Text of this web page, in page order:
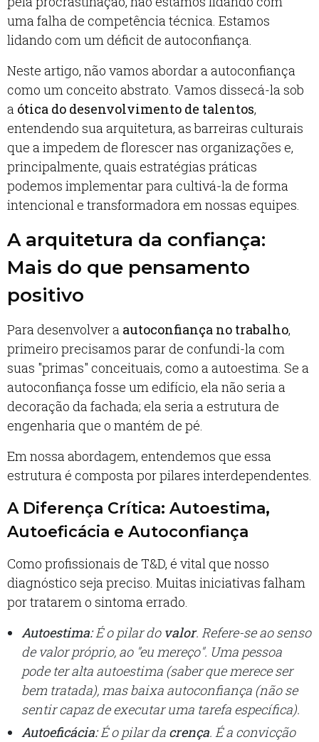
uma falha de competência técnica. Estamos
lidando com um déficit de autoconfiança.
Neste artigo, não vamos abordar a autoconfiança
como um conceito abstrato. Vamos dissecá-la sob
a ótica do desenvolvimento de talentos,
entendendo sua arquitetura, as barreiras culturais
que a impedem de florescer nas organizações e,
principalmente, quais estratégias práticas
podemos implementar para cultivá-la de forma
intencional e transformadora em nossas equipes.
A arquitetura da confiança:
Mais do que pensamento
positivo
Para desenvolver a autoconfiança no trabalho,
primeiro precisamos parar de confundi-la com
suas "primas" conceituais, como a autoestima. Se a
autoconfiança fosse um edifício, ela não seria a
decoração da fachada; ela seria a estrutura de
engenharia que o mantém de pé.
Em nossa abordagem, entendemos que essa
estrutura é composta por pilares interdependentes.
A Diferença Crítica: Autoestima,
Autoeficácia e Autoconfiança
Como profissionais de T&D, é vital que nosso
diagnóstico seja preciso. Muitas iniciativas falham
por tratarem o sintoma errado.
Autoestima:É o pilar do valor. Refere-se ao senso
de valor próprio, ao "eu mereço". Uma pessoa
pode ter alta autoestima (saber que merece ser
bem tratada), mas baixa autoconfiança (não se
sentir capaz de executar uma tarefa específica).
Autoeficácia:É o pilar da crença. É a convicção